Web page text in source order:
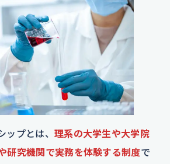
ップとは、 理系の大学生や大学院
研究機関で実務を体験する制度で